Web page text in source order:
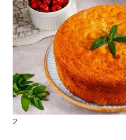
2